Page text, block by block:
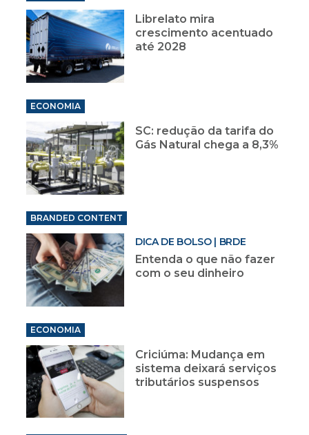
Librelato mira
crescimento acentuado
até 2028
ECONOMIA
SC: redução da tarifa do
Gás Natural chega a 8,3%
BRANDED CONTENT
DICA DE BOLSO | BRDE
Entenda o que não fazer
com o seu dinheiro
ECONOMIA
Criciúma: Mudança em
sistema deixará serviços
tributários suspensos